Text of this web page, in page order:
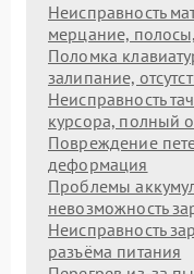
Неисправность
мерцание,
Поломка
залипание,
Неисправность
курсора, полный
Повреждение
деформация
Проблемы
невозможность
Неисправность
разъёма питания